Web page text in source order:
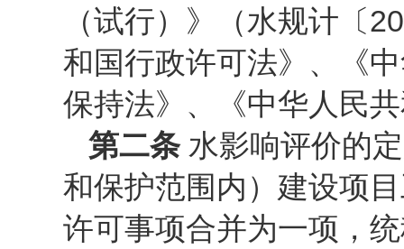
（试行）》（水规计〔
和国行政许可法》、《
保持法》、《中华人民
第二条 水影响评价的
和保护范围内）建设项
许可事项合并为一项，